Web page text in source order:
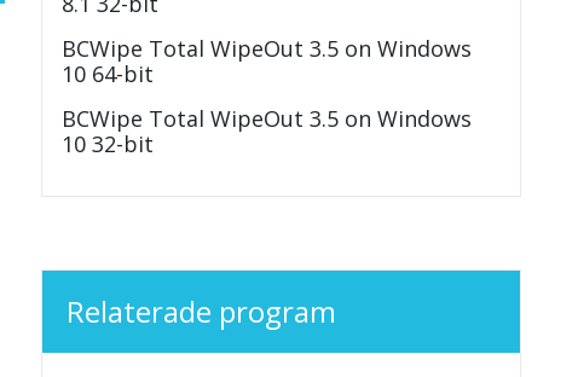
BCWipe Total WipeOut 3.5 on Windows
10 64-bit
BCWipe Total WipeOut 3.5 on Windows
10 32-bit
Relaterade program